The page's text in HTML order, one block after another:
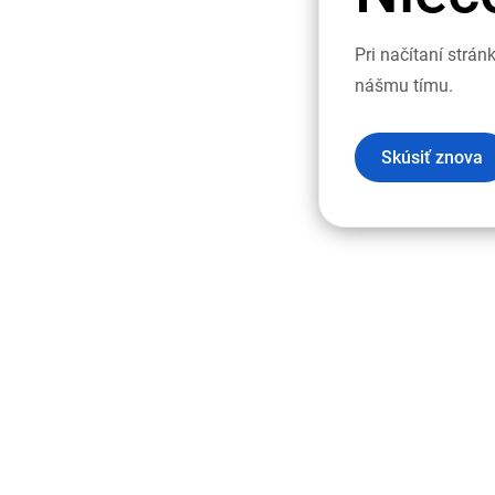
Pri načítaní
nášmu tímu.
Skúsiť znova